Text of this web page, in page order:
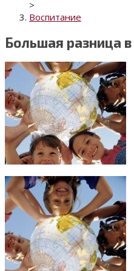
>
Воспитание
Большая разница